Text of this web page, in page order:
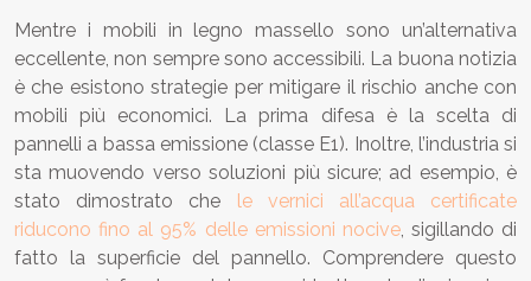
Mentre i mobili in legno massello sono un’alternativa
eccellente, non sempre sono accessibili. La buona notizia
è che esistono strategie per mitigare il rischio anche con
mobili più economici. La prima difesa è la scelta di
pannelli a bassa emissione (classe E1). Inoltre, l’industria si
sta muovendo verso soluzioni più sicure; ad esempio, è
stato dimostrato che le vernici all’acqua certificate
riducono fino al 95% delle emissioni nocive, sigillando di
fatto la superficie del pannello. Comprendere questo